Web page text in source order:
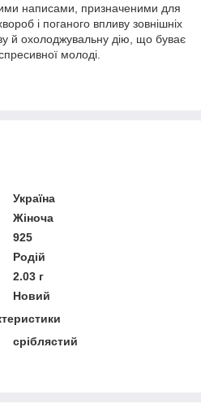
написами, призначеними для
і поганого впливу зовнішніх
й охолоджувальну дію, що буває
молоді.
Україна
Жіноча
925
Родій
2.03 г
Новий
сріблястий